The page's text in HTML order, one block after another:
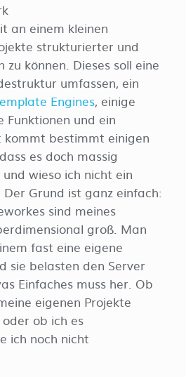
an einem kleinen
strukturierter und
zu können. Dieses soll eine
umfassen, ein
Engines, einige
und ein
kommt bestimmt einigen
es doch massig
wieso ich nicht ein
Der Grund ist ganz einfach:
sind meines
groß. Man
fast eine eigene
sie belasten den Server
Einfaches muss her. Ob
eigenen Projekte
ob ich es
ich noch nicht